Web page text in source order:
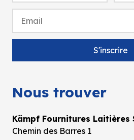
Nous trouver
Kämpf Fournitures Laitières
Chemin des Barres 1